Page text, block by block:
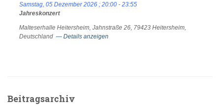
Samstag, 05 Dezember 2026 ; 20:00 - 23:55
Jahreskonzert
Malteserhalle Heitersheim, Jahnstraße 26, 79423 Heitersheim,
Deutschland — Details anzeigen
Beitragsarchiv